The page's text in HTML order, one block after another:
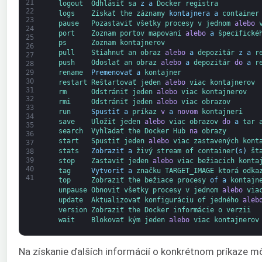
21
22
23
24
25
26
27
28
29
30
31
32
33
34
35
36
37
38
39
40
41
logout Odhlásiť sa z a Docker
registra
logs
Získať the záznamy kontajnera a
container
pause
Pozastaviť všetky procesy v jednom alebo
port
Zoznam portov mapovaní alebo a
ps
Zoznam
kontajnerov
pull Stiahnuť an obraz alebo a depozitár z a
push Odoslať an obraz alebo a depozitár do a
rename
Premenovať a
kontajner
restart Reštartovať jeden alebo viac
kontajnerov
rm Odstrániť jeden alebo viac
kontajnerov
rmi Odstrániť jeden alebo viac obrazov
run Spustiť a príkaz v a novom
kontajneri
save Uložiť jeden alebo viac obrazov do a tar
search Vyhľadať the Docker Hub na obrazy
start Spustiť jeden alebo viac zastavených
stats
Zobraziť a živý stream of container( s )
stop
Zastaviť jeden alebo viac bežiacich
tag Vytvoriť a značku TARGET_IMAGE ktorá
top
Zobraziť the bežiace procesy of a
unpause Obnoviť všetky procesy v jednom alebo
update Aktualizovať konfiguráciu of jedného
version Zobraziť the Docker informácie o verzii
wait
Blokovať kým jeden alebo viac
Na získanie ďalších informácií o konkrétnom príkaze